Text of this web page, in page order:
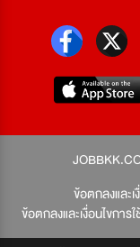
ข้อตกลงและ
ข้อตกลงและเงื่อนไขกา